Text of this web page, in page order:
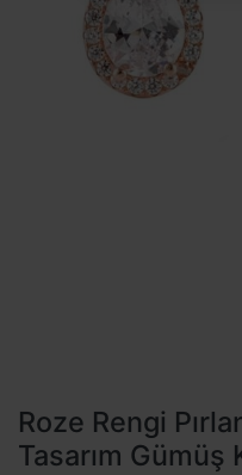
Roze Rengi
Tasarım Gümüş